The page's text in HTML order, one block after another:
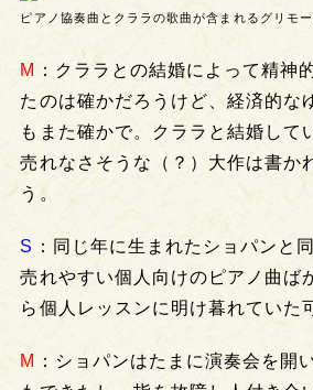
ピアノ協奏曲とクララの歌曲が含まれるグリモ
M
：クララとの結婚によって精神
たのは確かだろうけど、経済的な
もまた確かで。クララと結婚して
売れなさそうな（？）大作は書か
う。
S ：同じ年に生まれたショパンと
売れやすい個人向けのピアノ曲ば
ら個人レッスンに明け暮れていた
M
：ショパンはたまに演奏会を開